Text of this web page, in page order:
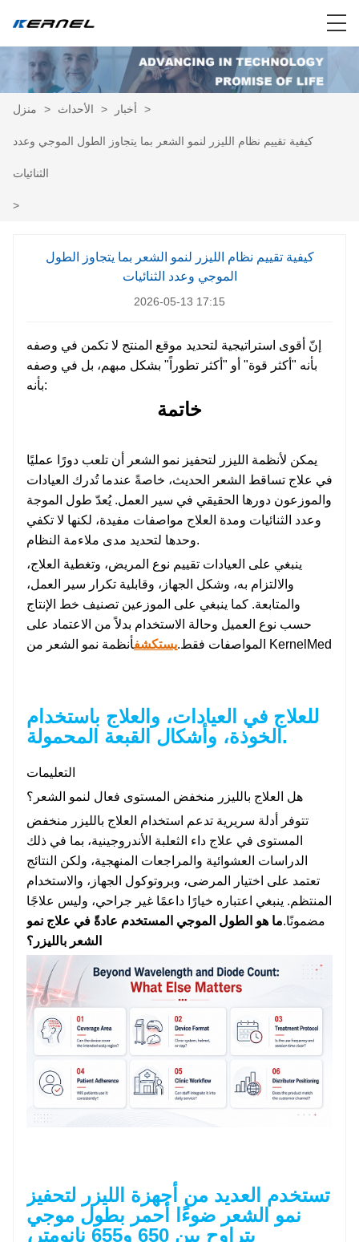
منزل > الأحداث > أخبار >
كيفية تقييم نظام الليزر لنمو الشعر بما يتجاوز الطول الموجي وعدد
الثنائيات
>
كيفية تقييم نظام الليزر لنمو الشعر بما يتجاوز الطول
الموجي وعدد الثنائيات
2026-05-13 17:15
إنّ أقوى استراتيجية لتحديد موقع المنتج لا تكمن في وصفه
بأنه "أكثر قوة" أو "أكثر تطوراً" بشكل مبهم، بل في وصفه
بأنه:
خاتمة
يمكن لأنظمة الليزر لتحفيز نمو الشعر أن تلعب دورًا عمليًا
في علاج تساقط الشعر الحديث، خاصةً عندما تُدرك العيادات
والموزعون دورها الحقيقي في سير العمل. يُعدّ طول الموجة
وعدد الثنائيات ومدة العلاج مواصفات مفيدة، لكنها لا تكفي
وحدها لتحديد مدى ملاءمة النظام.
ينبغي على العيادات تقييم نوع المريض، وتغطية العلاج،
والالتزام به، وشكل الجهاز، وقابلية تكرار سير العمل،
والمتابعة. كما ينبغي على الموزعين تصنيف خط الإنتاج
حسب نوع العميل وحالة الاستخدام بدلاً من الاعتماد على
المواصفات فقط.يستكشف أنظمة نمو الشعر من KernelMed
للعلاج في العيادات، والعلاج باستخدام
الخوذة، وأشكال القبعة المحمولة.
التعليمات
هل العلاج بالليزر منخفض المستوى فعال لنمو الشعر؟
تتوفر أدلة سريرية تدعم استخدام العلاج بالليزر منخفض
المستوى في علاج داء الثعلبة الأندروجينية، بما في ذلك
الدراسات العشوائية والمراجعات المنهجية، ولكن النتائج
تعتمد على اختيار المرضى، وبروتوكول الجهاز، والاستخدام
المنتظم. ينبغي اعتباره خيارًا داعمًا غير جراحي، وليس علاجًا
مضمونًا.ما هو الطول الموجي المستخدم عادةً في علاج نمو
الشعر بالليزر؟
تستخدم العديد من أجهزة الليزر لتحفيز
نمو الشعر ضوءًا أحمر بطول موجي
يتراوح بين 650 و655 نانومتر،